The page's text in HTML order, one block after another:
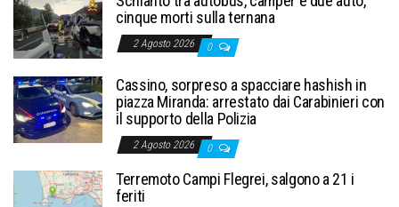
cinque morti sulla ternana
2 Agosto 2026 0
Cassino, sorpreso a spacciare hashish in
piazza Miranda: arrestato dai Carabinieri con
il supporto della Polizia
2 Agosto 2026 0
Terremoto Campi Flegrei, salgono a 21 i
feriti